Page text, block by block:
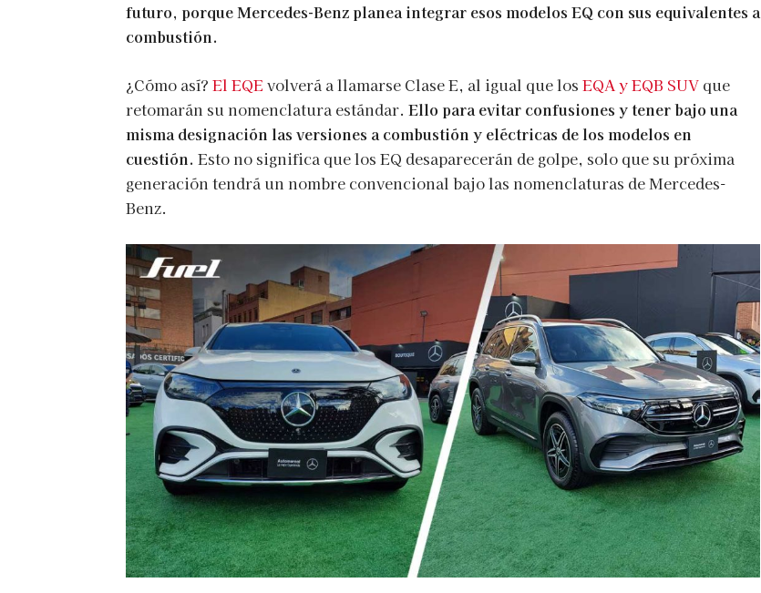
futuro, porque Mercedes-Benz planea integrar esos modelos EQ con sus equivalentes a
combustión.
¿Cómo así? El EQE volverá a llamarse Clase E, al igual que los EQA y EQB SUV que
retomarán su nomenclatura estándar. Ello para evitar confusiones y tener bajo una
misma designación las versiones a combustión y eléctricas de los modelos en
cuestión. Esto no significa que los EQ desaparecerán de golpe, solo que su próxima
generación tendrá un nombre convencional bajo las nomenclaturas de Mercedes-
Benz.